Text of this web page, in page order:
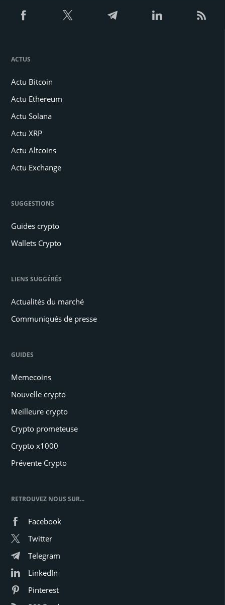
ACTUS
Actu Bitcoin
Actu Ethereum
Actu Solana
Actu XRP
Actu Altcoins
Actu Exchange
SUGGESTIONS
Guides crypto
Wallets Crypto
LIENS SUGGÉRÉS
Actualités du marché
Communiqués de presse
GUIDES
Memecoins
Nouvelle crypto
Meilleure crypto
Crypto prometeuse
Crypto x1000
Prévente Crypto
RETROUVEZ NOUS SUR...
Facebook
Twitter
Telegram
LinkedIn
Pinterest